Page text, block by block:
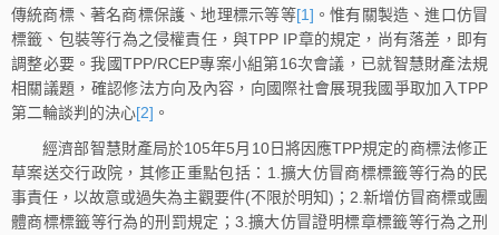
傳統商標、著名商標保護、地理標示等等[1] 。惟有關製造、進口仿冒
標籤、包裝等行為之侵權責任，與TPP IP章的規定，尚有落差，即有
調整必要。我國TPP/RCEP專案小組第16次會議，已就智慧財產法規
相關議題，確認修法方向及內容，向國際社會展現我國爭取加入TPP
第二輪談判的決心[2] 。
經濟部智慧財產局於105年5月10日將因應TPP規定的商標法修正
草案送交行政院，其修正重點包括：1.擴大仿冒商標標籤等行為的民
事責任，以故意或過失為主觀要件(不限於明知)；2.新增仿冒商標或團
體商標標籤等行為的刑罰規定；3.擴大仿冒證明標章標籤等行為之刑